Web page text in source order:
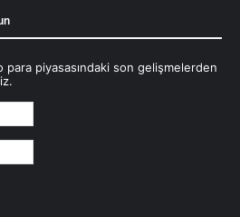
piyasasındaki son gelişmelerden